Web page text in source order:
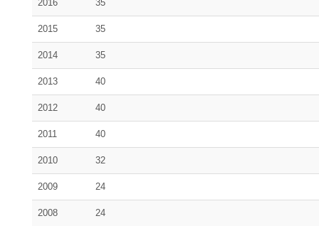
2016 35
2015 35
2014 35
2013 40
2012 40
2011 40
2010 32
2009 24
2008 24